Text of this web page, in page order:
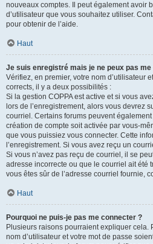
nouveaux comptes. Il peut également avoir
d’utilisateur que vous souhaitez utiliser.
pour obtenir de l’aide.
Haut
Je suis enregistré mais je ne peux pas
Vérifiez, en premier, votre nom d’utilisateur
corrects, il y a deux possibilités :
Si la gestion COPPA est active et si vous
lors de l’enregistrement, alors vous devrez
courriel. Certains forums peuvent
création de compte soit activée par vous-
que vous puissiez vous connecter. Cette
l’enregistrement. Si vous avez reçu un
Si vous n’avez pas reçu de courriel, il se
adresse incorrecte ou que le courriel ait été
vous êtes sûr de l’adresse courriel fournie,
Haut
Pourquoi ne puis-je pas me connecter ?
Plusieurs raisons pourraient expliquer cela.
nom d’utilisateur et votre mot de passe